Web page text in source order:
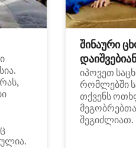
შინაური
დაიშვებიან
იპოვეთ
რომლებში
თქვენს
შეგიძლიათ.